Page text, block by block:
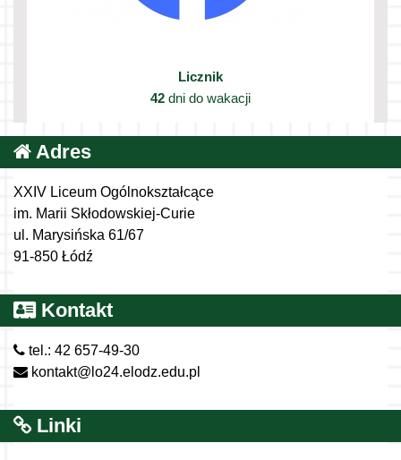
Licznik
42 dni do wakacji
Adres
XXIV Liceum Ogólnokształcące
im. Marii Skłodowskiej-Curie
ul. Marysińska 61/67
91-850 Łódź
Kontakt
tel.: 42 657-49-30
kontakt@lo24.elodz.edu.pl
Linki